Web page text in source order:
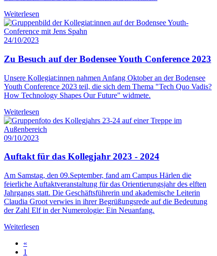
Weiterlesen
24/10/2023
Zu Besuch auf der Bodensee Youth Conference 2023
Unsere Kollegiat:innen nahmen Anfang Oktober an der Bodensee
Youth Conference 2023 teil, die sich dem Thema "Tech Quo Vadis?
How Technology Shapes Our Future" widmete.
Weiterlesen
09/10/2023
Auftakt für das Kollegjahr 2023 - 2024
Am Samstag, den 09.September, fand am Campus Härlen die
feierliche Auftaktveranstaltung für das Orientierungsjahr des elften
Jahrgangs statt. Die Geschäftsführerin und akademische Leiterin
Claudia Groot verwies in ihrer Begrüßungsrede auf die Bedeutung
der Zahl Elf in der Numerologie: Ein Neuanfang.
Weiterlesen
«
1